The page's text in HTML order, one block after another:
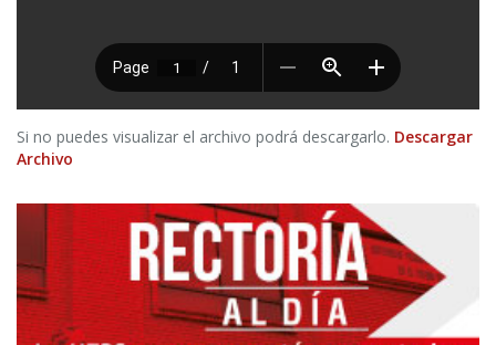
Si no puedes visualizar el archivo podrá descargarlo. Descargar
Archivo